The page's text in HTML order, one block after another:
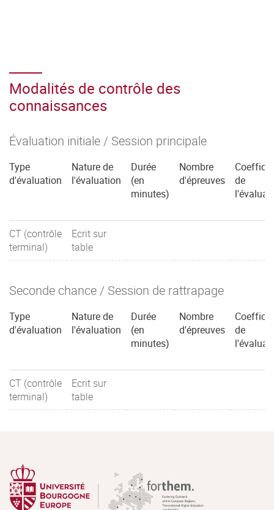
Modalités de contrôle des
connaissances
Évaluation initiale / Session principale
Type
d'évaluation
Nature de
l'évaluation
Durée
(en
minutes)
Nombre
d'épreuves
de
CT (contrôle
terminal)
Ecrit sur
table
Seconde chance / Session de rattrapage
Type
d'évaluation
Nature de
l'évaluation
Durée
(en
minutes)
Nombre
d'épreuves
de
CT (contrôle
terminal)
Ecrit sur
table